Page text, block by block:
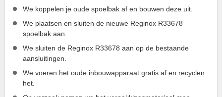
We koppelen je oude spoelbak af en bouwen deze uit.
We plaatsen en sluiten de nieuwe Reginox R33678
spoelbak aan.
We sluiten de Reginox R33678 aan op de bestaande
aansluitingen.
We voeren het oude inbouwapparaat gratis af en recyclen
het.